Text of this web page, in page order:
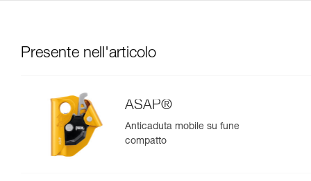
Presente nell'articolo
ASAP®
Anticaduta mobile su fune
compatto